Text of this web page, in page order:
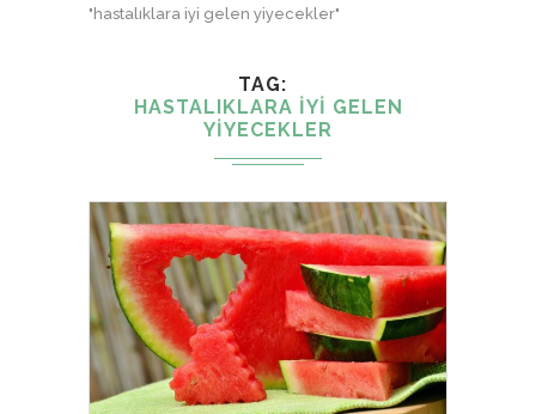
"hastalıklara iyi gelen yiyecekler"
TAG
HASTALIKLARA IYI GELEN
YIYECEKLER